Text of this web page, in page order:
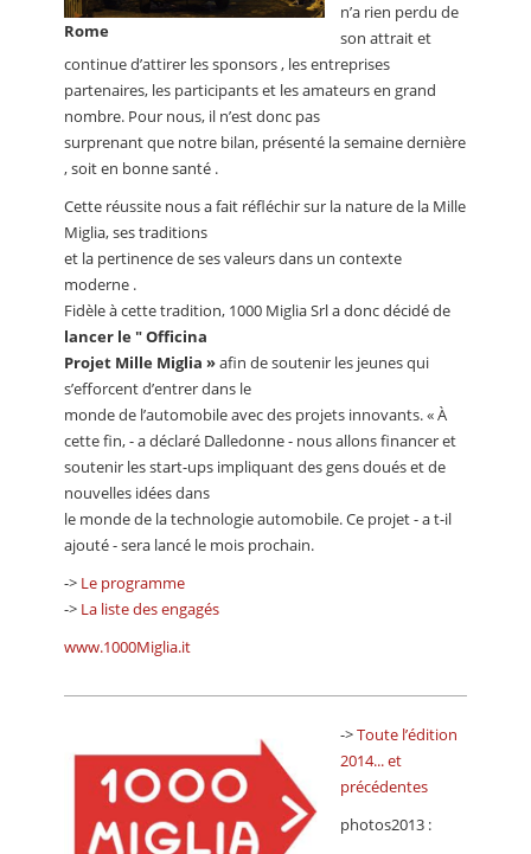
Rome
n’a rien perdu de
son attrait et
continue d’attirer les sponsors , les entreprises
partenaires, les participants et les amateurs en grand
nombre. Pour nous, il n’est donc pas
surprenant que notre bilan, présenté la semaine dernière
, soit en bonne santé .
Cette réussite nous a fait réfléchir sur la nature de la Mille
Miglia, ses traditions
et la pertinence de ses valeurs dans un contexte
moderne .
Fidèle à cette tradition, 1000 Miglia Srl a donc décidé de
lancer le " Officina
Projet Mille Miglia »afin de soutenir les jeunes qui
s’efforcent d’entrer dans le
monde de l’automobile avec des projets innovants. « À
cette fin, - a déclaré Dalledonne - nous allons financer et
soutenir les start-ups impliquant des gens doués et de
nouvelles idées dans
le monde de la technologie automobile. Ce projet - a t-il
ajouté - sera lancé le mois prochain.
-> Le programme
-> La liste des engagés
www.1000Miglia.it
->Toute l’édition
2014... et
précédentes
photos2013 :